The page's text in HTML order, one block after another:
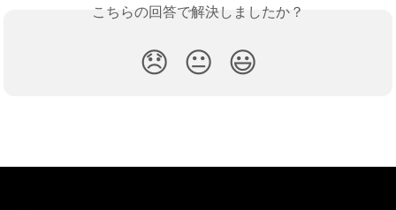
こちらの回答で解決しましたか？
😞 😐 😃